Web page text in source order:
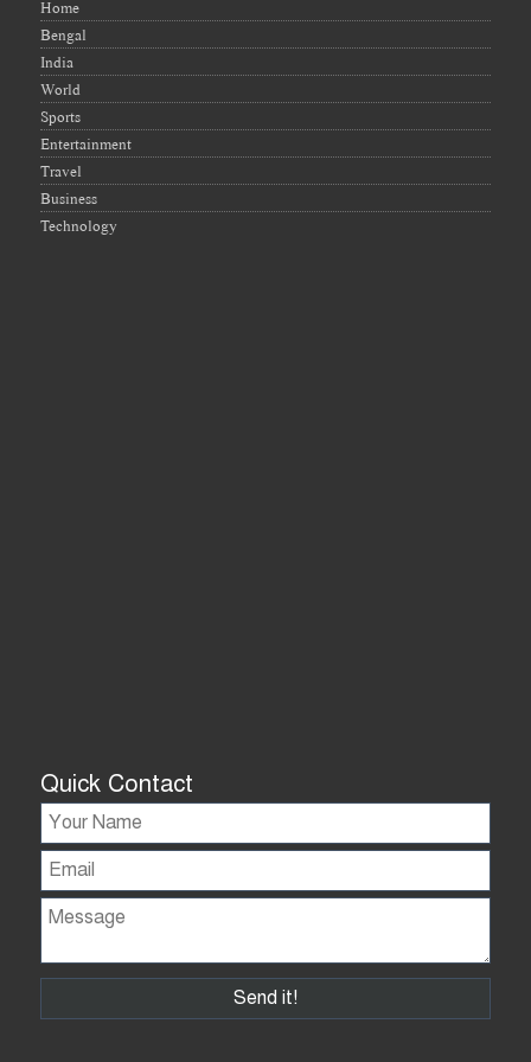
Home
Bengal
India
World
Sports
Entertainment
Travel
Business
Technology
Quick Contact